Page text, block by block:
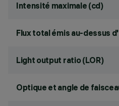
Intensité maximale (cd)
Flux total émis au-dessus
Light output ratio (LOR)
Optique et angle de